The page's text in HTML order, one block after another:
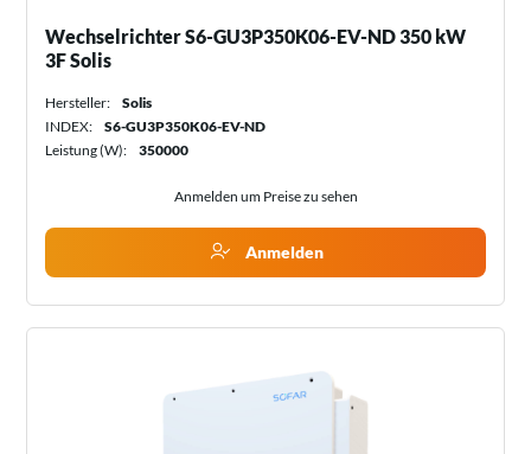
Wechselrichter S6-GU3P350K06-EV-ND 350 kW
3F Solis
Hersteller:
Solis
INDEX:
S6-GU3P350K06-EV-ND
Leistung (W):
350000
Anmelden um Preise zu sehen
Anmelden